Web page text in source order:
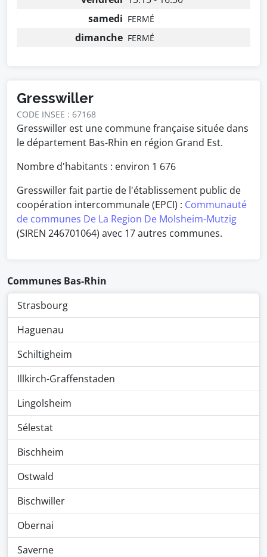
samedi FERMÉ
dimanche FERMÉ
Gresswiller
CODE INSEE : 67168
Gresswiller est une commune française située dans
le département Bas-Rhin en région Grand Est.
Nombre d'habitants : environ 1 676
Gresswiller fait partie de l'établissement public de
coopération intercommunale (EPCI) : Communauté
de communes De La Region De Molsheim-Mutzig
(SIREN 246701064) avec 17 autres communes.
Communes Bas-Rhin
Strasbourg
Haguenau
Schiltigheim
Illkirch-Graffenstaden
Lingolsheim
Sélestat
Bischheim
Ostwald
Bischwiller
Obernai
Saverne